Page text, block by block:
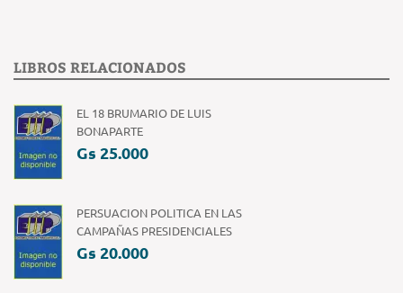
LIBROS RELACIONADOS
EL 18 BRUMARIO DE LUIS
BONAPARTE
Gs 25.000
PERSUACION POLITICA EN LAS
CAMPAÑAS PRESIDENCIALES
Gs 20.000